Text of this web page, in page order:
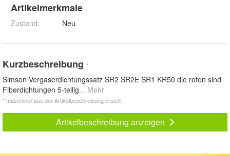
Artikelmerkmale
Zustand: Neu
Kurzbeschreibung *
Simson Vergaserdichtungssatz SR2 SR2E SR1 KR50 die roten sind
Fiberdichtungen 5-teilig... Mehr
* maschinell aus der Artikelbeschreibung erstellt
Artikelbeschreibung anzeigen